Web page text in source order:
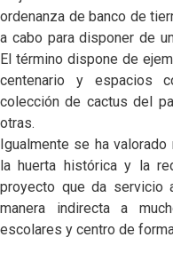
ordenanza de banco de
a cabo para disponer de
El término dispone de
centenario y espacios
colección de cactus del
otras.
Igualmente se ha
la huerta histórica y la
proyecto que da servicio
manera indirecta a
escolares y centro de